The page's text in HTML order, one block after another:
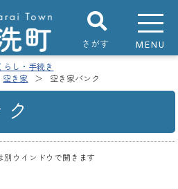
さがす MENU
らし・手続き
空き家 空き家バンク
別ウインドウで開きます